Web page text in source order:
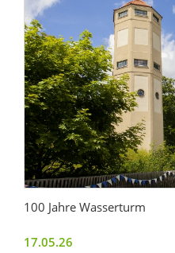
100 Jahre Wasserturm
17.05.26